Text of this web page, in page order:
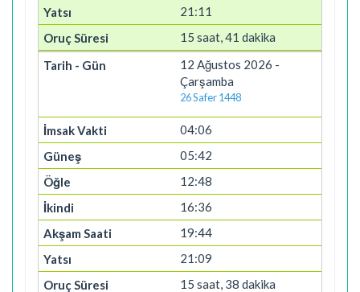
21:11
15 saat, 41 dakika
12 Ağustos 2026 -
Çarşamba
26 Safer 1448
04:06
05:42
12:48
16:36
19:44
21:09
15 saat, 38 dakika